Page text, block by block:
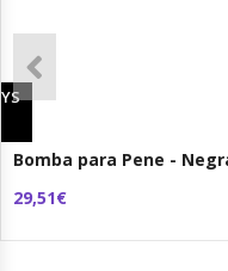
Bomba para Pene -
29,51€